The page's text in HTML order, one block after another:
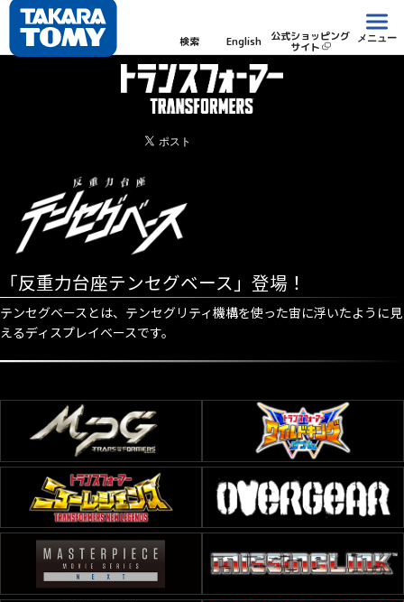
検索 English 公式ショッピング
サイト
メニュー
「反重力台座テンセグベース」登場！
テンセグベースとは、テンセグリティ機構を使った宙に浮いたように見
えるディスプレイベースです。